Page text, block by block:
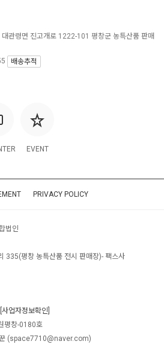
EVENT
관령면 진고개로 1222-101 평창군 농특산품 판매
배송추적
PRIVACY POLICY
법인
335(평창 농특산품 전시 판매장)- 팩스사
[사업자정보확인]
평창-0180호
(space7710@naver.com)